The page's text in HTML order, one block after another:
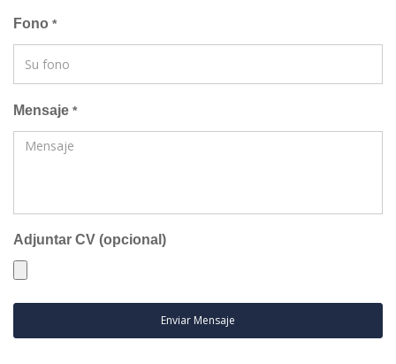
Fono *
Mensaje *
Adjuntar CV (opcional)
Enviar Mensaje